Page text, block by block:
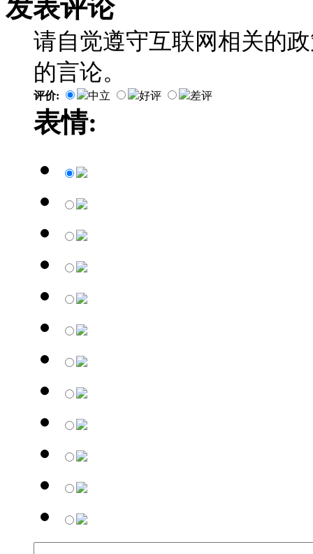
发表评论
请自觉遵守互联网相关的
的言论。
评价: 中立 好评 差评
表情: